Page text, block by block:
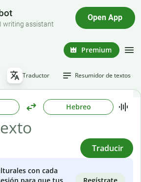
writing assistant
Open App
Premium
Traductor Resumidor de textos
Hebreo
Traducir
con cada
Regístrate